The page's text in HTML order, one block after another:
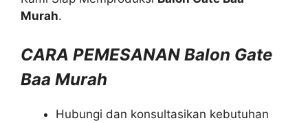
Murah.
CARA PEMESANAN Balon Gate
Baa Murah
Hubungi dan konsultasikan kebutuhan